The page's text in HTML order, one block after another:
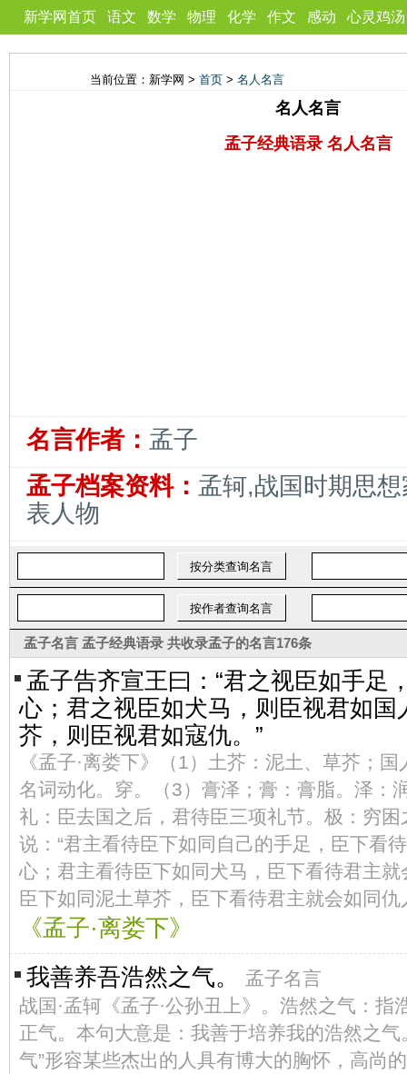
新学网首页 语文 数学 物理 化学 作文 感动 心灵鸡汤
当前位置：新学网 > 首页 > 名人名言
名人名言
孟子经典语录 名人名言
名言作者： 孟子
孟子档案资料： 孟轲,战国时期思
表人物
孟子名言 孟子经典语录 共收录孟子的名言176条
孟子告齐宣王曰：“君之视臣如手足
心；君之视臣如犬马，则臣视君如国
芥，则臣视君如寇仇。”
《孟子·离娄下》（1）土芥：泥土、草芥；
名词动化。穿。（3）膏泽；膏：膏脂。泽：
礼：臣去国之后，君待臣三项礼节。极：穷
说：“君主看待臣下如同自己的手足，臣下看
心；君主看待臣下如同犬马，臣下看待君主
臣下如同泥土草芥，臣下看待君主就会如同仇
《孟子·离娄下》
我善养吾浩然之气。
孟子名言
战国·孟轲《孟子·公孙丑上》。浩然之气：指
正气。本句大意是：我善于培养我的浩然之气
气”形容某些杰出的人具有博大的胸怀，高尚